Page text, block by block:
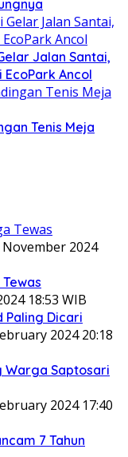
Jalan Santai,
EcoPark Ancol
Tenis Meja
November 2024
18:53 WIB
Paling Dicari
2024 20:18
Warga Saptosari
2024 17:40
7 Tahun